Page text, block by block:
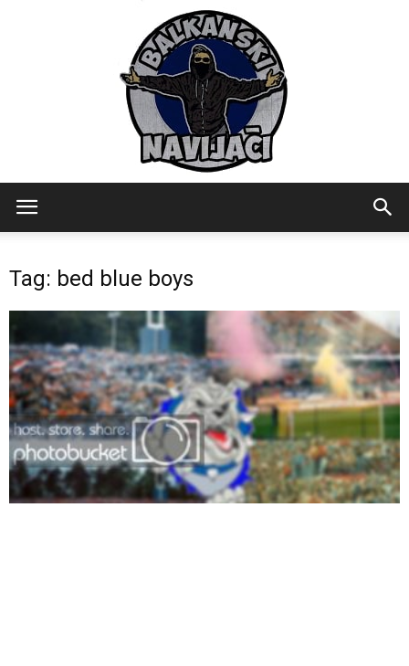
Tag: bed blue boys